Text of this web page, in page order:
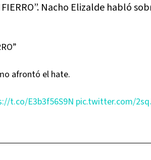
FIERRO”. Nacho Elizalde habló
afrontó el hate.
t.co/E3b3f56S9N pic.twitter.com/